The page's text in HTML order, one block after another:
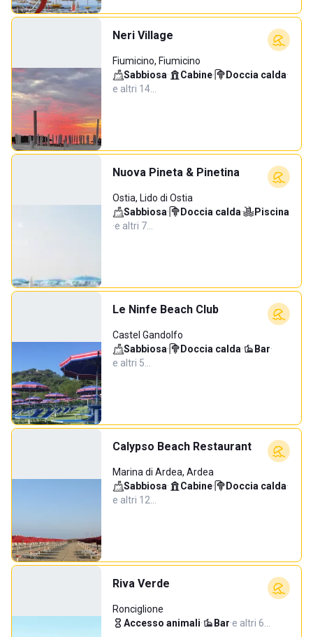
Neri Village
Fiumicino, Fiumicino
Sabbiosa· Cabine· Doccia calda·
e altri 14…
Nuova Pineta & Pinetina
Ostia, Lido di Ostia
Sabbiosa· Doccia calda·
Piscina
·e altri 7…
Le Ninfe Beach Club
Castel Gandolfo
Sabbiosa· Doccia calda· Bar·
e altri 5…
Calypso Beach Restaurant
Marina di Ardea, Ardea
Sabbiosa· Cabine· Doccia calda·
e altri 12…
Riva Verde
Ronciglione
Accesso animali· Bar·e altri 6…